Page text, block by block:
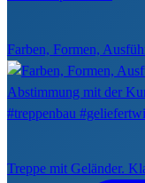
Farben, Formen,
Treppe mit Geländer.